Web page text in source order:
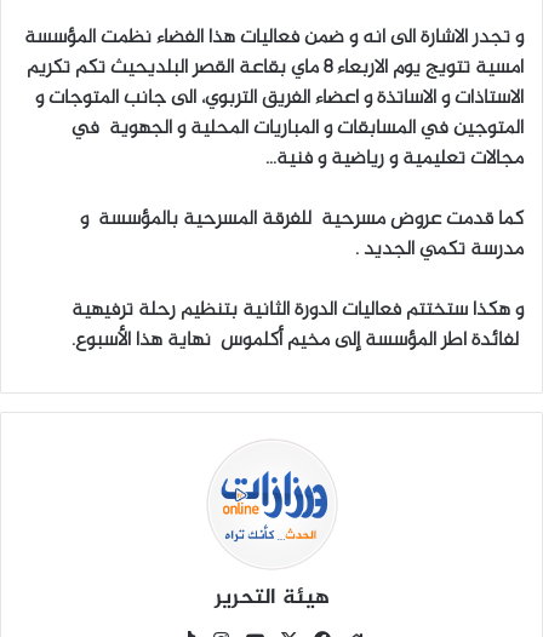
و تجدر الاشارة الى انه و ضمن فعاليات هذا الفضاء نظمت المؤسسة
امسية تتويج يوم الاربعاء 8 ماي بقاعة القصر البلديحيث تكم تكريم
الاستاذات و الاساتذة و اعضاء الفريق التربوي، الى جانب المتوجات و
المتوجين في المسابقات و المباريات المحلية و الجهوية في
مجالات تعليمية و رياضية و فنية…
كما قدمت عروض مسرحية للفرقة المسرحية بالمؤسسة و
مدرسة تكمي الجديد .
و هكذا ستختتم فعاليات الدورة الثانية بتنظيم رحلة ترفيهية
لفائدة اطر المؤسسة إلى مخيم أكلموس نهاية هذا الأسبوع.
هيئة التحرير